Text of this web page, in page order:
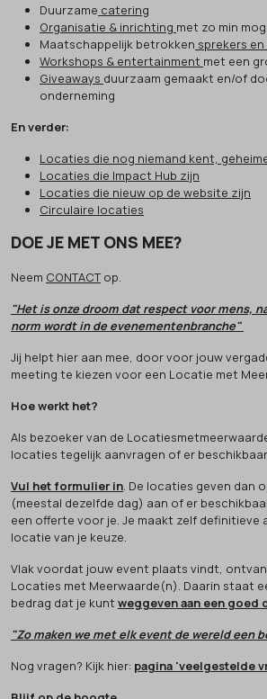
Duurzame catering
Organisatie & inrichting met zo min
Maatschappelijk betrokken sprekers
Workshops & entertainment met een
Giveaways duurzaam gemaakt en/of
onderneming
En verder:
Locaties die nog niemand kent,
Locaties die Impact Hub zijn
Locaties die nieuw op de website zijn
Circulaire locaties
DOE JE MET ONS MEE?
Neem CONTACTop.
"Het is onze droom dat respect voor mens,
norm wordt in de evenementenbranche"
Jij helpt hier aan mee, door voor jouw
meeting te kiezen voor een Locatie met
Hoe werkt het?
Als bezoeker van de
locaties tegelijk aanvragen of er
Vul het formulier in. De locaties geven dan
(meestal dezelfde dag) aan of er
een offerte voor je. Je maakt zelf definitieve
locatie van je keuze.
Vlak voordat jouw event plaats vindt,
Locaties met Meerwaarde(n). Daarin staat
bedrag dat je kunt weggeven aan een goed
"Zo maken we met elk event de wereld een
Nog vragen? Kijk hier: pagina 'veelgestelde